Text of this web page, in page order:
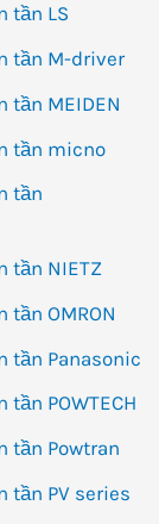
tần LS
tần M-driver
tần MEIDEN
tần micno
tần
tần NIETZ
tần OMRON
tần Panasonic
POWTECH
tần Powtran
tần PV series